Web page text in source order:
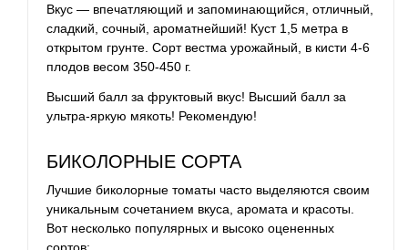
Вкус — впечатляющий и запоминающийся, отличный,
сладкий, сочный, ароматнейший! Куст 1,5 метра в
открытом грунте. Сорт вестма урожайный, в кисти 4-6
плодов весом 350-450 г.
Высший балл за фруктовый вкус! Высший балл за
ультра-яркую мякоть! Рекомендую!
БИКОЛОРНЫЕ СОРТА
Лучшие биколорные томаты часто выделяются своим
уникальным сочетанием вкуса, аромата и красоты.
Вот несколько популярных и высоко оцененных
сортов: